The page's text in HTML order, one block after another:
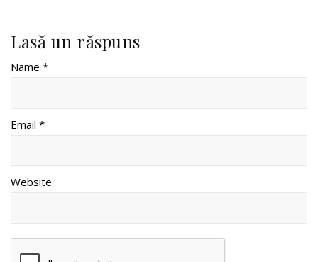
Lasă un răspuns
Name *
Email *
Website